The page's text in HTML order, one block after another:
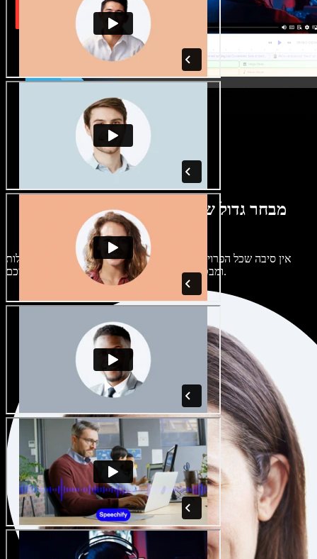
מבחר גדול של קולות נשים וגברים במגוון
מבטאים
אין סיבה שכל הפרויקטים יישמעו אותו דבר. בחרו מתוך מאות קולות
ומבטאים של בינה מלאכותית והתאימו אותם אליכם.